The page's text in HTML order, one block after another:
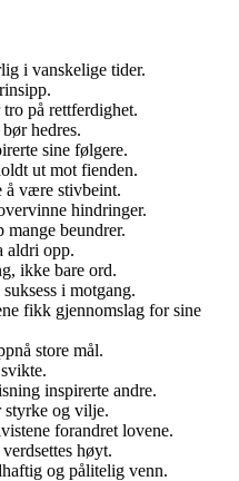
i vanskelige tider.
på rettferdighet.
hedres.
sine følgere.
ut mot fienden.
å være stivbeint.
hindringer.
mange beundrer.
aldri opp.
ikke bare ord.
i motgang.
fikk gjennomslag for sine
store mål.
inspirerte andre.
styrke og vilje.
forandret lovene.
høyt.
og pålitelig venn.